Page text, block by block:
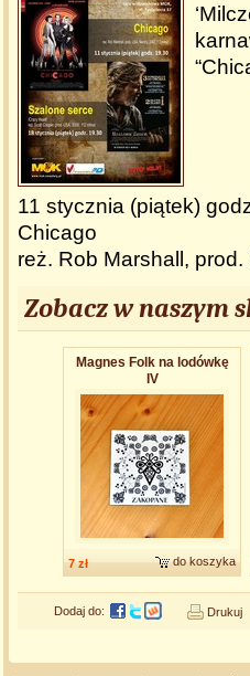
11 stycznia (piątek)
Chicago
reż. Rob Marshall,
Zobacz w naszym
Magnes Folk na lodówkę
IV
7 zł do koszyka
Dodaj do: Drukuj